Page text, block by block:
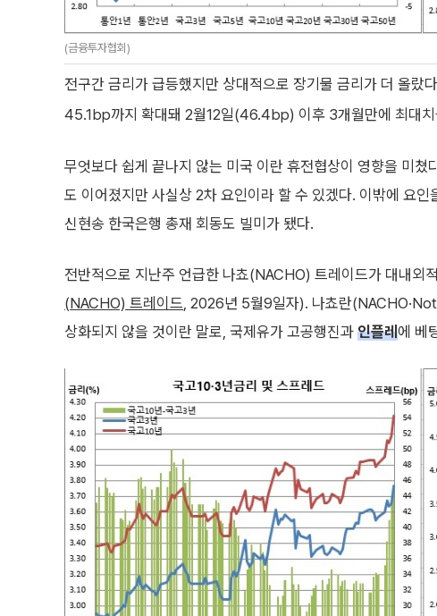
(금융투자협회)
전구간 금리가 급등했지만 상대적으로 장기물 금리가 더 올랐
45.1bp까지 확대돼 2월12일(46.4bp) 이후 3개월만에 최대치
무엇보다 쉽게 끝나지 않는 미국 이란 휴전협상이 영향을 미쳤
도 이어졌지만 사실상 2차 요인이라 할 수 있겠다. 이밖에 요
신현송 한국은행 총재 회동도 빌미가 됐다.
전반적으로 지난주 언급한 나쵸(NACHO) 트레이드가 대내외
(NACHO) 트레이드, 2026년 5월9일자). 나쵸란
상화되지 않을 것이란 말로, 국제유가 고공행진과 인플레에 베